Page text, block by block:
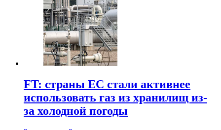
FT: страны ЕС стали активнее
использовать газ из хранилищ из-
за холодной погоды